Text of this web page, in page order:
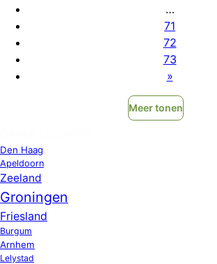
…
71
72
73
»
Meer tonen
Den Haag
Apeldoorn
Zeeland
Groningen
Friesland
Burgum
Arnhem
Lelystad